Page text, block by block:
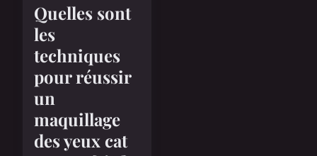
Quelles sont
les
techniques
pour réussir
un
maquillage
des yeux cat